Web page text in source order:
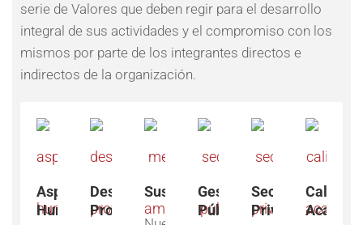
serie de Valores que deben regir para el desarrollo
integral de sus actividades y el compromiso con los
mismos por parte de los integrantes directos e
indirectos de la organización.
Aspecto
Humano
Desarrollo
Profesional
Sustentabilidad
Gestión
Pública
Sector
Privado
Calidad